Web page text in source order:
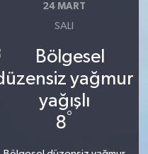
24 MART
SALI
8°